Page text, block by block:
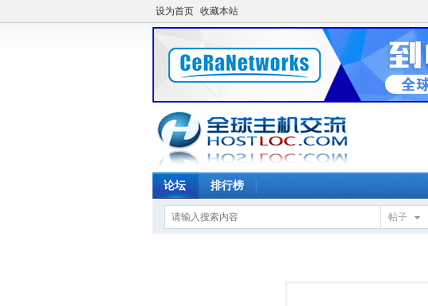
设为首页 收藏本站
论坛 排行榜
帖子